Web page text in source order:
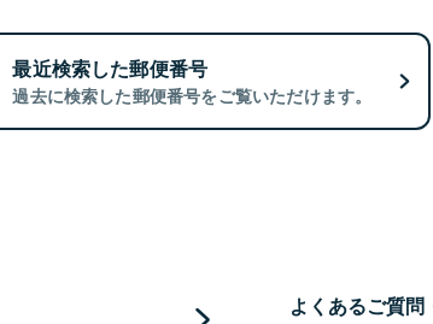
最近検索した郵便番号
過去に検索した郵便番号をご覧いただけます。
よくあるご質